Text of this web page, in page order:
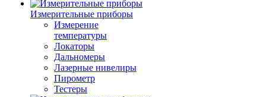
Измерительные приборы
Измерение
температуры
Локаторы
Дальномеры
Лазерные нивелиры
Пирометр
Тестеры